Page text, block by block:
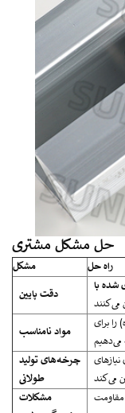
حل مشکل مشتری
مشکل راه حل
دقت پایین
مواد نامناسب
(6061، 7075 و غیره) را برای
چرخه‌های تولید
طولانی
مشکلات
مقاومت